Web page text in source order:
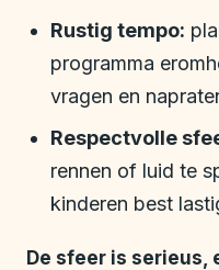
Rustig tempo:
programma
vragen en
Respectvolle
rennen of luid te
kinderen best
De sfeer is serieus,